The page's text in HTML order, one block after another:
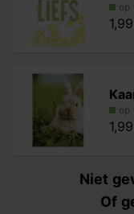
op
1,99
op
1,99
Niet
Of